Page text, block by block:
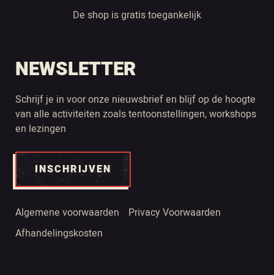
De shop is gratis toegankelijk
NEWSLETTER
Schrijf je in voor onze nieuwsbrief en blijf op de hoogte
van alle activiteiten zoals tentoonstellingen, workshops
en lezingen
INSCHRIJVEN
Algemene voorwaarden
Privacy Voorwaarden
Afhandelingskosten